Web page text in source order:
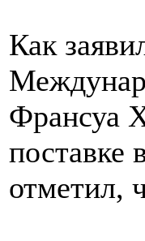
Как
Франсуа
поставке
отметил,